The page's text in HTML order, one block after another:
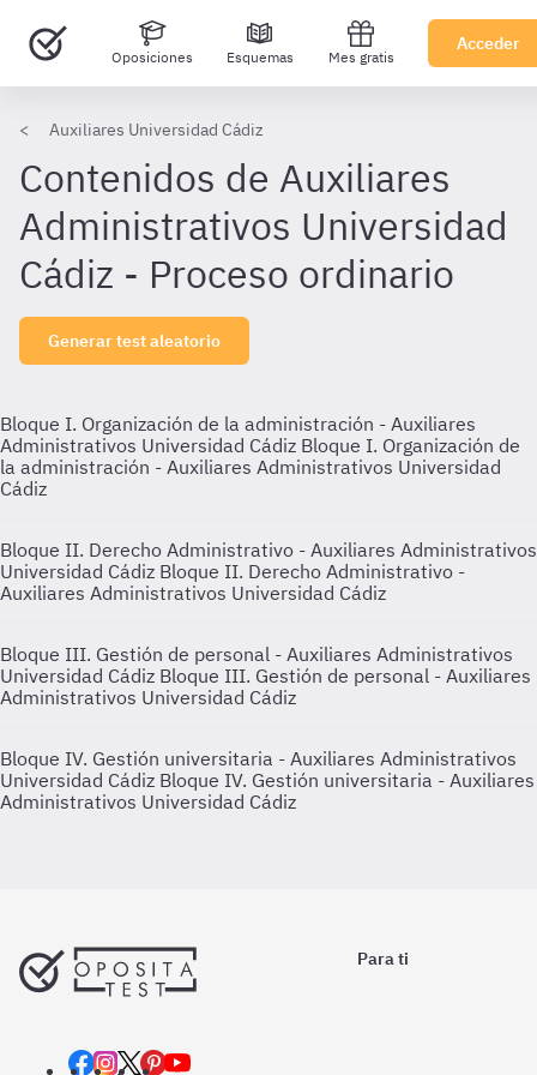
Oposiciones Esquemas Mes gratis
Acceder
Auxiliares Universidad Cádiz
Contenidos de Auxiliares
Administrativos Universidad
Cádiz - Proceso ordinario
Generar test aleatorio
Bloque I. Organización de la administración - Auxiliares
Administrativos Universidad Cádiz Bloque I. Organización de
la administración - Auxiliares Administrativos Universidad
Cádiz
Bloque II. Derecho Administrativo - Auxiliares Administrativos
Universidad Cádiz Bloque II. Derecho Administrativo -
Auxiliares Administrativos Universidad Cádiz
Bloque III. Gestión de personal - Auxiliares Administrativos
Universidad Cádiz Bloque III. Gestión de personal - Auxiliares
Administrativos Universidad Cádiz
Bloque IV. Gestión universitaria - Auxiliares Administrativos
Universidad Cádiz Bloque IV. Gestión universitaria - Auxiliares
Administrativos Universidad Cádiz
Para ti